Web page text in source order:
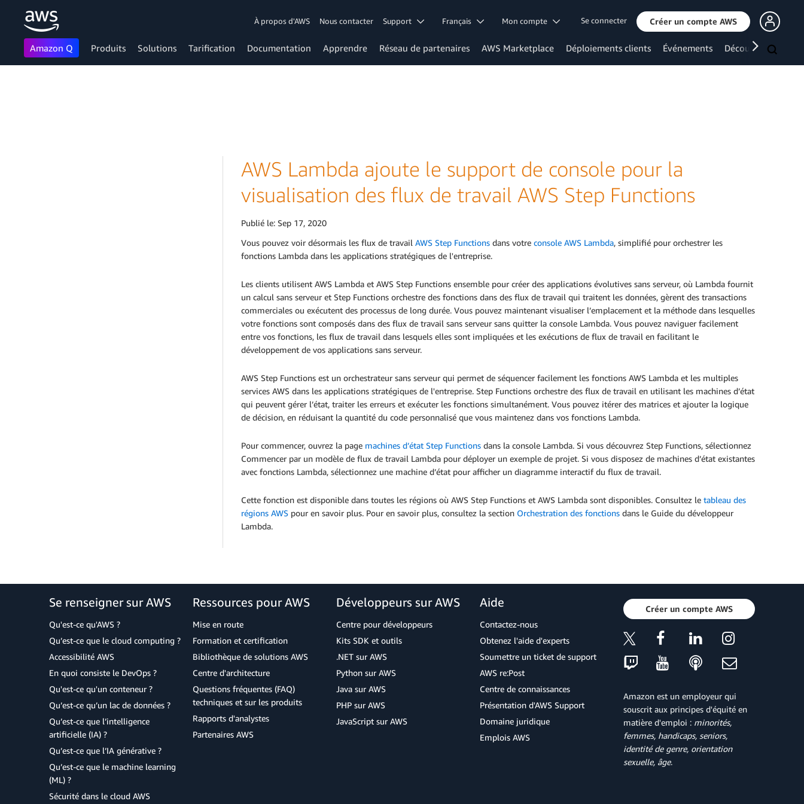
À propos d'AWS Nous contacter Support Français Mon compte Se connecter Créer un compte AWS
Amazon Q Produits Solutions Tarification Documentation Apprendre Réseau de partenaires AWS Marketplace Déploiements clients Événements Découvrir
AWS Lambda ajoute le support de console pour la
visualisation des flux de travail AWS Step Functions
Publié le: Sep 17, 2020
Vous pouvez voir désormais les flux de travail AWS Step Functions dans votre console AWS Lambda, simplifié pour orchestrer les
fonctions Lambda dans les applications stratégiques de l'entreprise.
Les clients utilisent AWS Lambda et AWS Step Functions ensemble pour créer des applications évolutives sans serveur, où Lambda fournit
un calcul sans serveur et Step Functions orchestre des fonctions dans des flux de travail qui traitent les données, gèrent des transactions
commerciales ou exécutent des processus de long durée. Vous pouvez maintenant visualiser l’emplacement et la méthode dans lesquelles
votre fonctions sont composés dans des flux de travail sans serveur sans quitter la console Lambda. Vous pouvez naviguer facilement
entre vos fonctions, les flux de travail dans lesquels elles sont impliquées et les exécutions de flux de travail en facilitant le
développement de vos applications sans serveur.
AWS Step Functions est un orchestrateur sans serveur qui permet de séquencer facilement les fonctions AWS Lambda et les multiples
services AWS dans les applications stratégiques de l'entreprise. Step Functions orchestre des flux de travail en utilisant les machines d’état
qui peuvent gérer l’état, traiter les erreurs et exécuter les fonctions simultanément. Vous pouvez itérer des matrices et ajouter la logique
de décision, en réduisant la quantité du code personnalisé que vous maintenez dans vos fonctions Lambda.
Pour commencer, ouvrez la page machines d’état Step Functions dans la console Lambda. Si vous découvrez Step Functions, sélectionnez
Commencer par un modèle de flux de travail Lambda pour déployer un exemple de projet. Si vous disposez de machines d’état existantes
avec fonctions Lambda, sélectionnez une machine d’état pour afficher un diagramme interactif du flux de travail.
Cette fonction est disponible dans toutes les régions où AWS Step Functions et AWS Lambda sont disponibles. Consultez le tableau des
régions AWS pour en savoir plus. Pour en savoir plus, consultez la section Orchestration des fonctions dans le Guide du développeur
Lambda.
Se renseigner sur AWS
Qu'est-ce qu'AWS ?
Qu’est-ce que le cloud computing ?
Accessibilité AWS
En quoi consiste le DevOps ?
Qu'est-ce qu'un conteneur ?
Qu’est-ce qu’un lac de données ?
Qu’est-ce que l’intelligence
artificielle (IA) ?
Qu’est-ce que l’IA générative ?
Qu’est-ce que le machine learning
(ML) ?
Sécurité dans le cloud AWS
Ressources pour AWS
Mise en route
Formation et certification
Bibliothèque de solutions AWS
Centre d'architecture
Questions fréquentes (FAQ)
techniques et sur les produits
Rapports d'analystes
Partenaires AWS
Développeurs sur AWS
Centre pour développeurs
Kits SDK et outils
.NET sur AWS
Python sur AWS
Java sur AWS
PHP sur AWS
JavaScript sur AWS
Aide
Contactez-nous
Obtenez l'aide d'experts
Soumettre un ticket de support
AWS re:Post
Centre de connaissances
Présentation d'AWS Support
Domaine juridique
Emplois AWS
Créer un compte AWS
Amazon est un employeur qui
souscrit aux principes d'équité en
matière d'emploi : minorités,
femmes, handicaps, seniors,
identité de genre, orientation
sexuelle, âge.